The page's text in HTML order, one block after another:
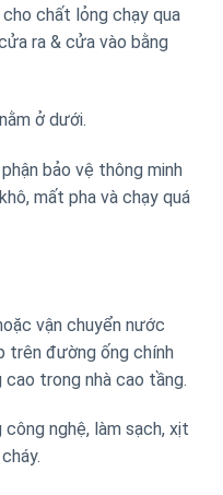
chất lỏng chạy qua
ra & cửa vào bằng
ở dưới.
bảo vệ thông minh
mất pha và chạy quá
vận chuyển nước
trên đường ống chính
trong nhà cao tầng.
nghệ, làm sạch, xịt